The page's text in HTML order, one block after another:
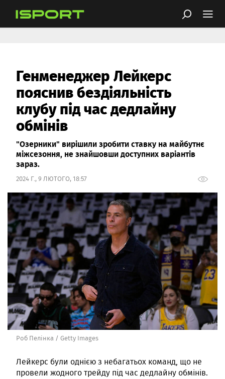
Генменеджер Лейкерс
пояснив бездіяльність
клубу під час дедлайну
обмінів
"Озерники" вирішили зробити ставку на майбутнє
міжсезоння, не знайшовши доступних варіантів
зараз.
2024 Г., 9 ЛЮТОГО, 18:57
Роб Пелінка / Getty Images
Лейкерс були однією з небагатьох команд, що не
провели жодного трейду під час дедлайну обмінів.